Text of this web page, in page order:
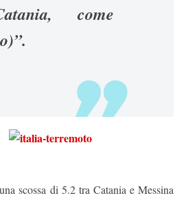
come
scossa di 5.2 tra Catania e Messina